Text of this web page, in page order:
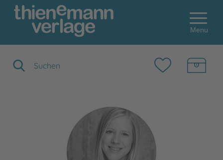
Menu